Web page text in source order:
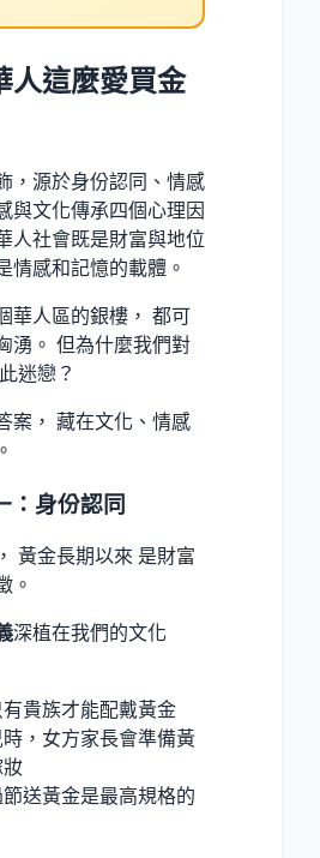
人這麼愛買金
，源於身份認同、情感
與文化傳承四個心理因
人社會既是財富與地位
情感和記憶的載體。
華人區的銀樓， 都可
湧。 但為什麼我們對
迷戀？
案， 藏在文化、情感
：身份認同
黃金長期以來 是財富
。
深植在我們的文化
貴族才能配戴黃金
，女方家長會準備黃
送黃金是最高規格的